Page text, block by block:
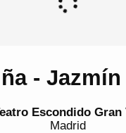
-
Escondido Gran
Madrid